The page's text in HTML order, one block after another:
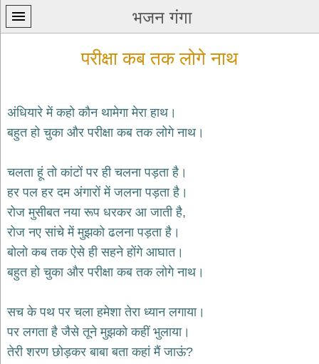
भजन गंगा
प्रथम
कृष्ण
भजन
krishna
bhajans
शिव
भजन
shiv
हनुमान
भजन
hanuman
bhajans
परीक्षा कब तक लोगे नाथ
अंधियारे में कहो कौन थामेगा मेरा हाथ।
बहुत हो चुका और परीक्षा कब तक लोगे नाथ।
चलता हूं तो कांटों पर ही चलना पड़ता है।
हर पल हर दम अंगारों में जलना पड़ता है।
रोज मुसीबत नया रूप धरकर आ जाती है,
रोज नए सांचे में मुझको ढलना पड़ता है।
बोलो कब तक ऐसे ही सहने होंगे आघात।
बहुत हो चुका और परीक्षा कब तक लोगे नाथ।
सच के पथ पर चला हमेशा तेरा ध्यान लगाया।
पर लगता है जैसे तूने मुझको कहीं भुलाया।
तेरी शरण छोड़कर बाबा बता कहां मैं जाऊं?